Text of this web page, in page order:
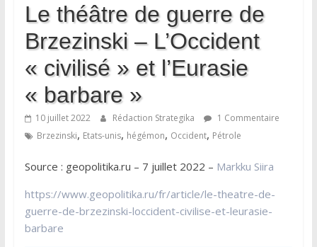
Le théâtre de guerre de
Brzezinski – L’Occident
« civilisé » et l’Eurasie
« barbare »
10 juillet 2022 Rédaction Strategika
1 Commentaire
Brzezinski, Etats-unis, hégémon, Occident, Pétrole
Source : geopolitika.ru – 7 juillet 2022 – Markku Siira
https://www.geopolitika.ru/fr/article/le-theatre-de-
guerre-de-brzezinski-loccident-civilise-et-leurasie-
barbare